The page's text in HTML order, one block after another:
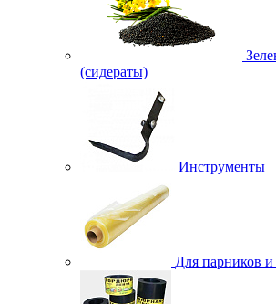
(сидераты)
Инструменты
Для парников и